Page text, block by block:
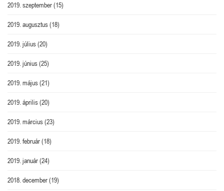
2019. szeptember(15)
2019. augusztus(18)
2019. július(20)
2019. június(25)
2019. május(21)
2019. április(20)
2019. március(23)
2019. február(18)
2019. január(24)
2018. december(19)